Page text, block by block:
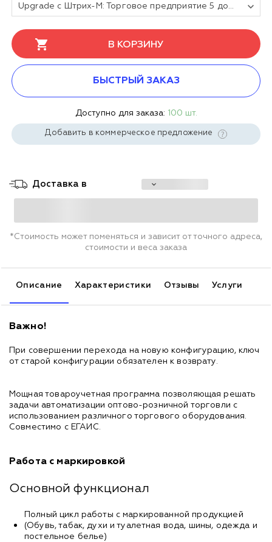
Upgrade с Штрих-М: Торговое предприятие 5 до конфигурация "Штрих-М: Торговое предприятие 7"
В КОРЗИНУ
БЫСТРЫЙ ЗАКАЗ
Доступно для заказа: 100 шт.
Добавить в коммерческое предложение
Доставка в
*Стоимость может поменяться и зависит от точного адреса,
стоимости и веса заказа
Описание Характеристики Отзывы Услуги
Важно!
При совершении перехода на новую конфигурацию, ключ
от старой конфигурации обязателен к возврату.
Мощная товароучетная программа позволяющая решать
задачи автоматизации оптово-розничной торговли с
использованием различного торгового оборудования.
Совместимо с ЕГАИС.
Работа с маркировкой
Основной функционал
Полный цикл работы с маркированной продукцией
(Обувь, табак, духи и туалетная вода, шины, одежда и
постельное белье)